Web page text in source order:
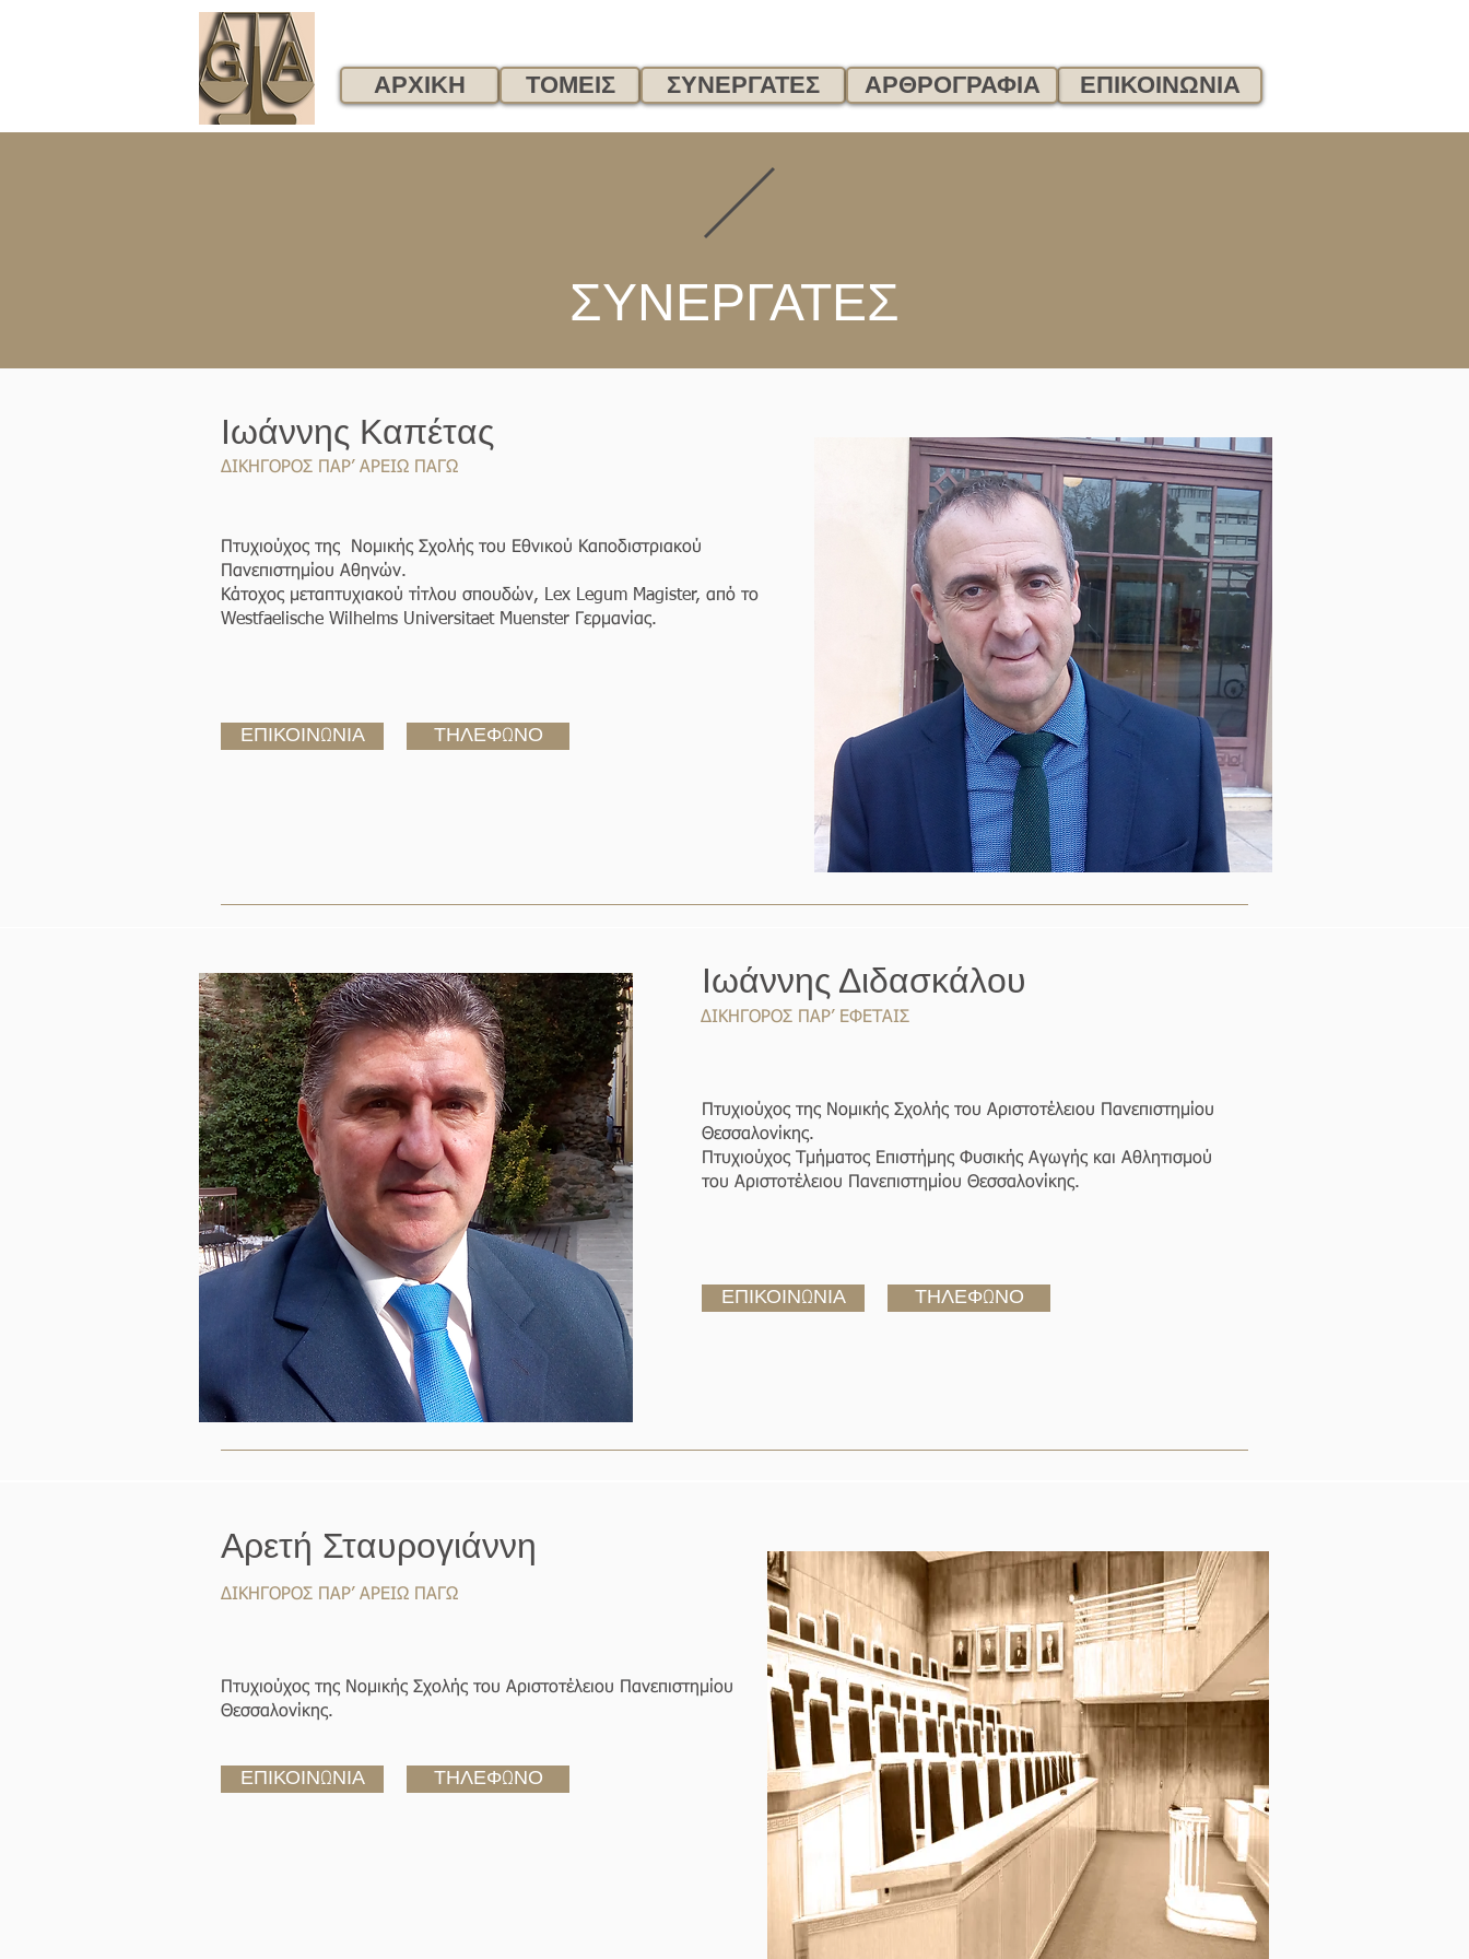
ΑΡΧΙΚΗ ΤΟΜΕΙΣ ΣΥΝΕΡΓΑΤΕΣ ΕΠΙΚΟΙΝΩΝΙΑ
ΑΡΘΡΟΓΡΑΦΙΑ
ΣΥΝΕΡΓΑΤΕΣ
Ιωάννης Καπέτας
Πτυχιούχος της Νομικής Σχολής του Εθνικού Καποδιστριακού
Πανεπιστημίου Αθηνών.
Κάτοχος μεταπτυχιακού τίτλου σπουδών, Lex Legum Magister, από το
Westfaelische Wilhelms Universitaet Muenster Γερμανίας.
ΔΙΚΗΓΟΡΟΣ ΠΑΡ’ ΑΡΕΙΩ ΠΑΓΩ
ΕΠΙΚΟΙΝΩΝΙΑ ΤΗΛΕΦΩΝΟ
Ιωάννης Διδασκάλου
ΔΙΚΗΓΟΡΟΣ ΠΑΡ’ ΕΦΕΤΑΙΣ
Πτυχιούχος της Νομικής Σχολής του Αριστοτέλειου Πανεπιστημίου
Θεσσαλονίκης.
Πτυχιούχος Τμήματος Επιστήμης Φυσικής Αγωγής και Αθλητισμού
του Αριστοτέλειου Πανεπιστημίου Θεσσαλονίκης.
ΕΠΙΚΟΙΝΩΝΙΑ ΤΗΛΕΦΩΝΟ
Αρετή Σταυρογιάννη
ΔΙΚΗΓΟΡΟΣ ΠΑΡ’ ΑΡΕΙΩ ΠΑΓΩ
Πτυχιούχος της Νομικής Σχολής του Αριστοτέλειου Πανεπιστημίου
Θεσσαλονίκης.
ΕΠΙΚΟΙΝΩΝΙΑ ΤΗΛΕΦΩΝΟ